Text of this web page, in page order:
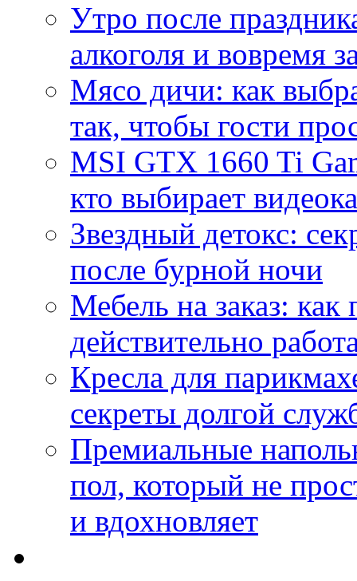
Утро после
алкоголя и вовремя
Мясо дичи: как
так, чтобы гости
MSI GTX 1660 Ti
кто выбирает
Звездный детокс:
после бурной ночи
Мебель на заказ:
действительно
Кресла для
секреты долгой
Премиальные
пол, который не
и вдохновляет